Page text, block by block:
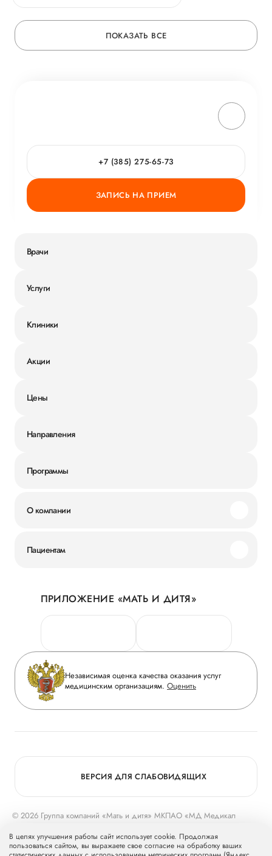
ПОКАЗАТЬ ВСЕ
+7 (385) 275-65-73
ЗАПИСЬ НА ПРИЕМ
Врачи
Услуги
Клиники
Акции
Цены
Направления
Программы
О компании
Новости
Руководство
Сотрудничество
Инвесторам
Журнал «Мать и дитя»
Вакансии
Медицинский туризм
Пациентам
Личный кабинет
Персональные данные
Горячая линия качества
Вопрос-ответ
Приложение пациента
Статьи
ПРИЛОЖЕНИЕ «МАТЬ И ДИТЯ»
Независимая оценка качества оказания услуг
медицинским организациям. Оценить
© 2026 Группа компаний «Мать и дитя» МКПАО «МД Медикал
Группу компаний «Мать и дитя».
ВЕРСИЯ ДЛЯ СЛАБОВИДЯЩИХ
В целях улучшения работы сайт использует cookie. Продолжая
пользоваться сайтом, вы выражаете свое согласие на обработку ваших